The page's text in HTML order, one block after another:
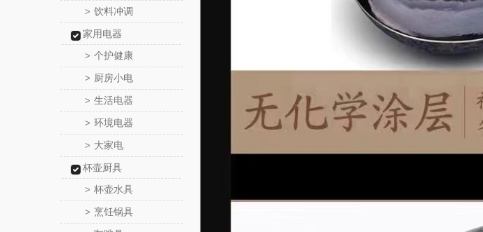
> 饮料冲调
家用电器
> 个护健康
> 厨房小电
> 生活电器
> 环境电器
> 大家电
杯壶厨具
> 杯壶水具
> 烹饪锅具